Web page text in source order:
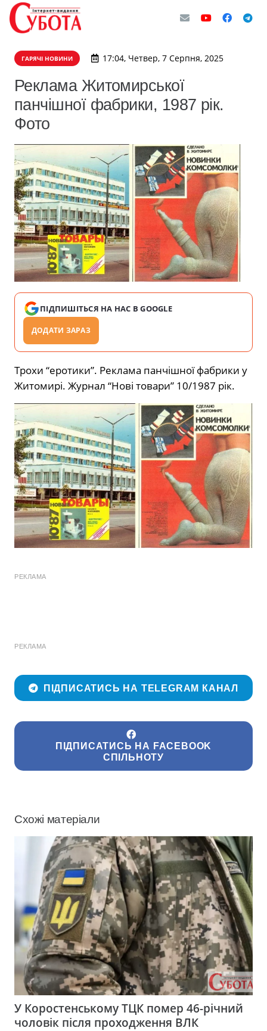
ГАРЯЧІ НОВИНИ 17:04, Четвер, 7 Серпня, 2025
Реклама Житомирської
панчішної фабрики, 1987 рік.
Фото
ПІДПИШІТЬСЯ НА НАС В GOOGLE
ДОДАТИ ЗАРАЗ
Трохи “еротики”. Реклама панчішної фабрики у
Житомирі. Журнал “Нові товари” 10/1987 рік.
РЕКЛАМА
РЕКЛАМА
ПІДПИСАТИСЬ НА TELEGRAM КАНАЛ
ПІДПИСАТИСЬ НА FACEBOOK
СПІЛЬНОТУ
Схожі матеріали
У Коростенському ТЦК помер 46-річний
чоловік після проходження ВЛК